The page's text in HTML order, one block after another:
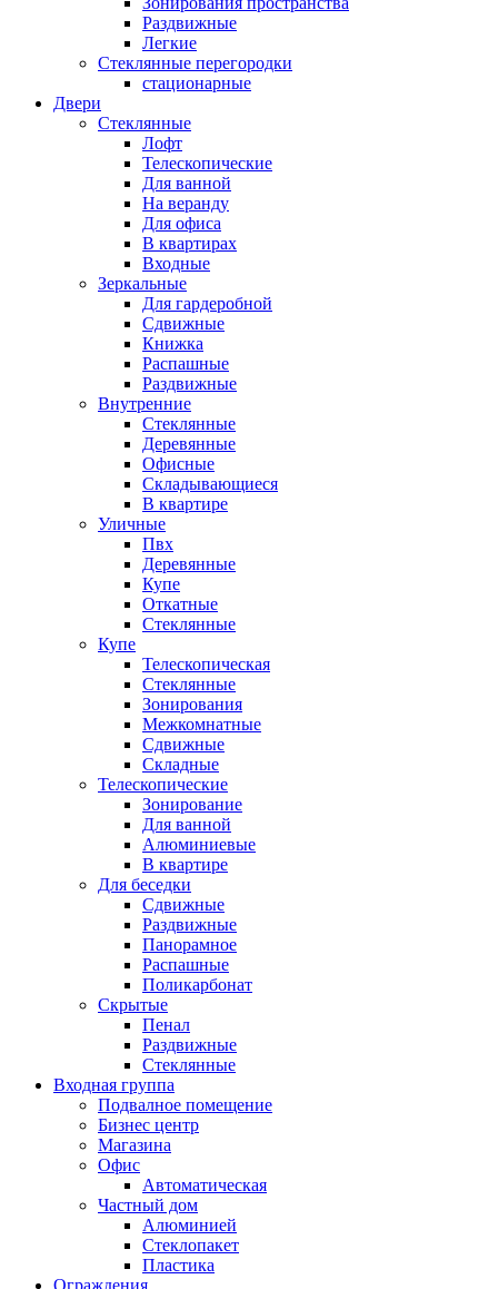
Раздвижные
Легкие
Стеклянные перегородки
стационарные
Двери
Стеклянные
Лофт
Телескопические
Для ванной
На веранду
Для офиса
В квартирах
Входные
Зеркальные
Для гардеробной
Сдвижные
Книжка
Распашные
Раздвижные
Внутренние
Стеклянные
Деревянные
Офисные
Складывающиеся
В квартире
Уличные
Пвх
Деревянные
Купе
Откатные
Стеклянные
Купе
Телескопическая
Стеклянные
Зонирования
Межкомнатные
Сдвижные
Складные
Телескопические
Зонирование
Для ванной
Алюминиевые
В квартире
Для беседки
Сдвижные
Раздвижные
Панорамное
Распашные
Поликарбонат
Скрытые
Пенал
Раздвижные
Стеклянные
Входная группа
Подвалное помещение
Бизнес центр
Магазина
Офис
Автоматическая
Частный дом
Алюминией
Стеклопакет
Пластика
Ограждения